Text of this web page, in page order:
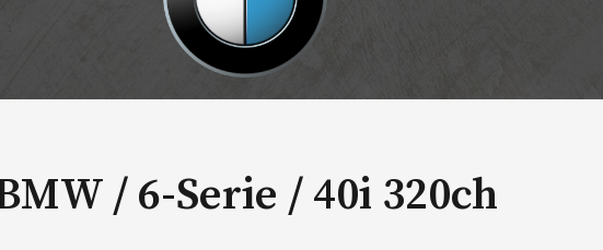
/ 6-Serie / 40i 320ch